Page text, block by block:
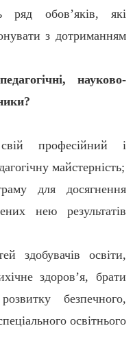
ряд обов’яків, які
з дотриманням
науково-
професійний і
майстерність;
для досягнення
нею результатів
здобувачів освіти,
здоров’я, брати
безпечного,
освітнього